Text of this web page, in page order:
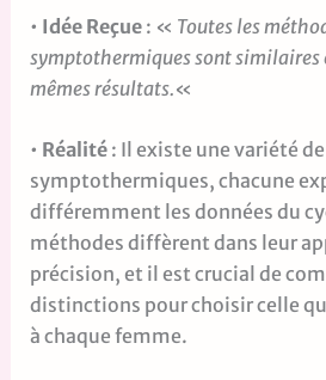
• Idée Reçue: « Toutes les
symptothermiques sont similaires
mêmes résultats.«
• Réalité: Il existe une variété
symptothermiques, chacune
différemment les données du
méthodes diffèrent dans leur
précision, et il est crucial de
distinctions pour choisir celle
à chaque femme.